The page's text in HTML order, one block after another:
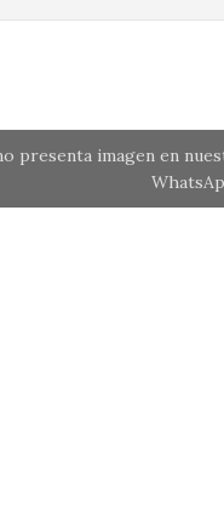
presenta imagen en